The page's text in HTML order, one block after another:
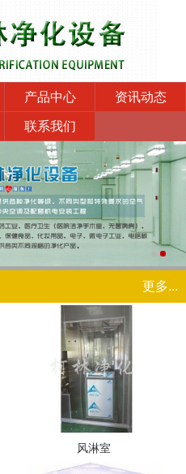
产品中心 资讯动态
联系我们
更多...
风淋室